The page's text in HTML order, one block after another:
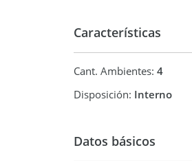
Características
Cant. Ambientes: 4
Disposición: Interno
Datos básicos